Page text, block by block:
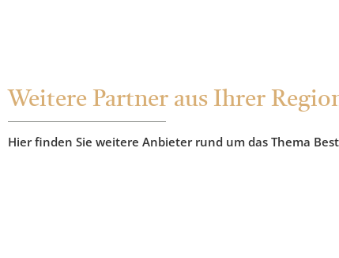
Weitere Partner aus Ihrer
Hier finden Sie weitere Anbieter rund um das Thema